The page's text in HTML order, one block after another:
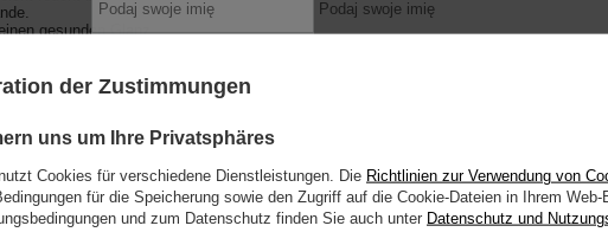
gesunden Glanz.
anwenden
nicht in der Sonne
den Kronrand Ihres Pferdes mit dem Öl einreiben, um sie besser in
die reich an Vitaminen und Fettsäuren sind, Duftöl, Vitamin E.
Podaj swoje imię
Zapisz się
der Zustimmungen
uns um Ihre Privatsphäres
Cookies für verschiedene Dienstleistungen. Die Richtlinien zur Verwendung von
für die Speicherung sowie den Zugriff auf die Cookie-Dateien in Ihrem
und zum Datenschutz finden Sie auch unter Datenschutz und